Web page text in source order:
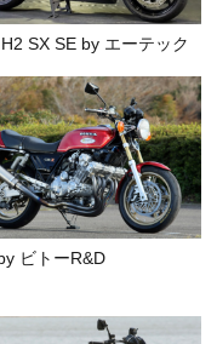
SX SE by エーテック
ビトーR&D